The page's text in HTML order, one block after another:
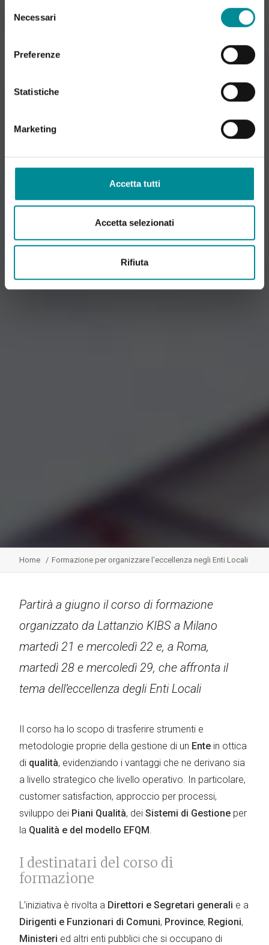
delNecessari
Preferenze
Statistiche
Marketing
Accetta tutti
Accetta selezionati
Rifiuta
Home Formazione per organizzare l'eccellenza negli Enti Locali
Partirà a giugno il corso di formazione
organizzato da Lattanzio KIBS a Milano
martedì 21 e mercoledì 22 e, a Roma,
martedì 28 e mercoledì 29, che affronta il
tema dell’eccellenza degli Enti Locali
Il corso ha lo scopo di trasferire strumenti e
metodologie proprie della gestione di un Ente in ottica
di qualità, evidenziando i vantaggi che ne derivano sia
a livello strategico che livello operativo. In particolare,
customer satisfaction, approccio per processi,
sviluppo dei Piani Qualità, dei Sistemi di Gestione per
la Qualità e del modello EFQM.
I destinatari del corso di
formazione
L’iniziativa è rivolta a Direttori e Segretari generali e a
Dirigenti e Funzionari di Comuni, Province, Regioni,
Ministeri ed altri enti pubblici che si occupano di